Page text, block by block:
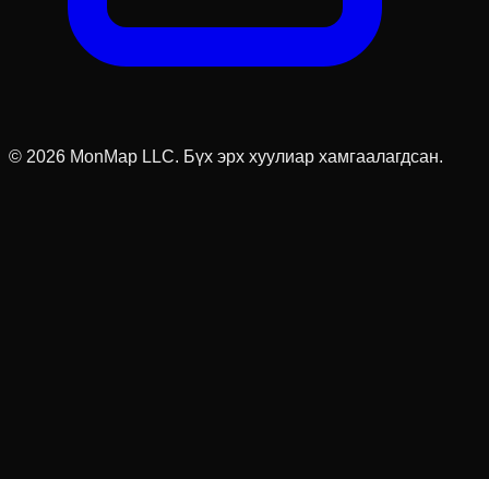
© 2026 MonMap LLC. Бүх эрх хуулиар хамгаалагдсан.